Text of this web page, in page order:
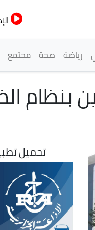
رياضة صحة مجتمع
بنظام
تحميل